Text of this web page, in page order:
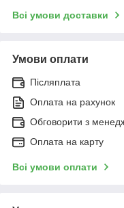
Всі умови доставки
Умови оплати
Післяплата
Оплата на рахунок
Обговорити з
Оплата на карту
Всі умови оплати